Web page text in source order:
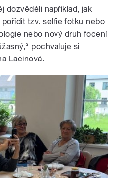
dozvěděli například, jak
tzv. selfie fotku nebo
nebo nový druh focení
pochvaluje si
Lacinová.